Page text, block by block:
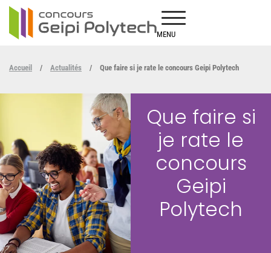
MENU
Accueil / Actualités / Que faire si je rate le concours Geipi Polytech
Que faire si
je rate le
concours
Geipi
Polytech